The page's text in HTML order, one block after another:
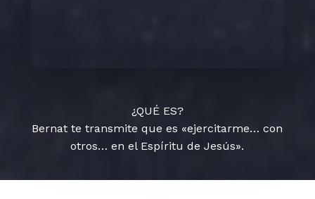
¿QUÉ ES?
Bernat te transmite que es «ejercitarme… con
otros… en el Espíritu de Jesús».